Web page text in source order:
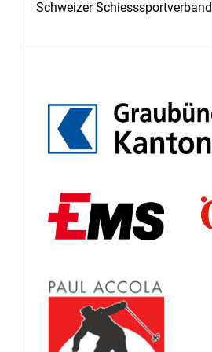
Schweizer Schiesssportverband